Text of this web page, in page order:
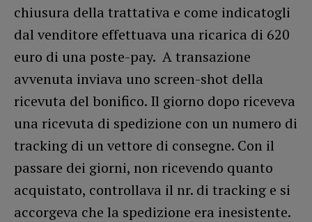
chiusura della trattativa e come indicatogli
dal venditore effettuava una ricarica di 620
euro di una poste-pay. A transazione
avvenuta inviava uno screen-shot della
ricevuta del bonifico. Il giorno dopo riceveva
una ricevuta di spedizione con un numero di
tracking di un vettore di consegne. Con il
passare dei giorni, non ricevendo quanto
acquistato, controllava il nr. di tracking e si
accorgeva che la spedizione era inesistente.